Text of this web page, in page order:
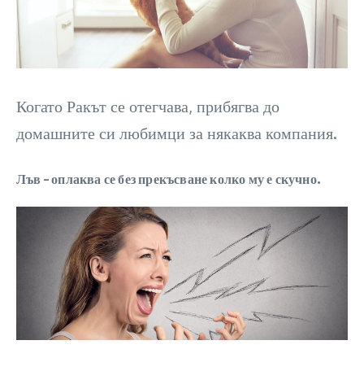
Когато Ракът се отегчава, прибягва до
домашните си любимци за някаква компания.
Лъв – оплаква се без прекъсване колко му е скучно.